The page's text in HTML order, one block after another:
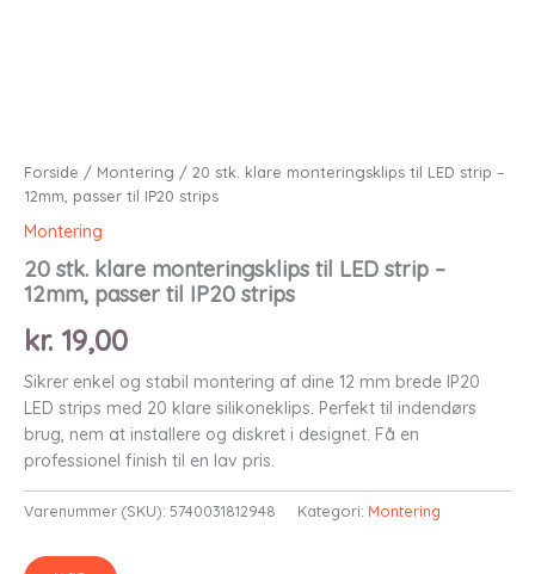
Forside / Montering / 20 stk. klare monteringsklips til LED strip –
12mm, passer til IP20 strips
Montering
20 stk. klare monteringsklips til LED strip –
12mm, passer til IP20 strips
kr. 19,00
Sikrer enkel og stabil montering af dine 12 mm brede IP20
LED strips med 20 klare silikoneklips. Perfekt til indendørs
brug, nem at installere og diskret i designet. Få en
professionel finish til en lav pris.
Varenummer (SKU): 5740031812948 Kategori: Montering